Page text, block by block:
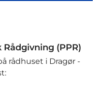
(PPR)
rådhuset i Dragør -